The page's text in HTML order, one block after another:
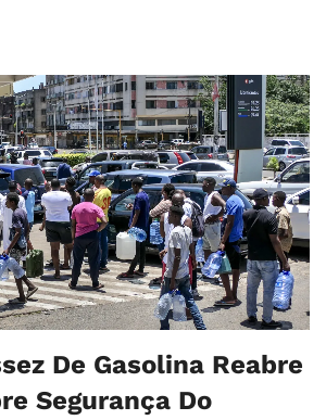
De Gasolina Reabre
Segurança Do